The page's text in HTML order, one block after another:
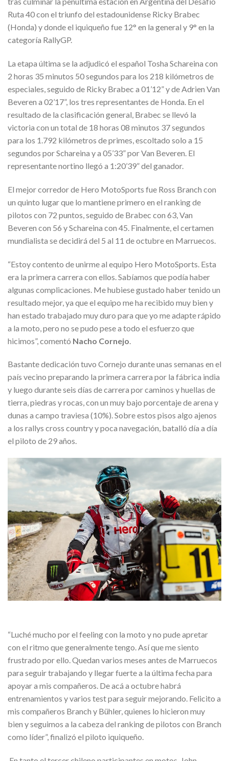
Ruta 40 con el triunfo del estadounidense Ricky Brabec
(Honda) y donde el iquiqueño fue 12° en la general y 9° en la
categoría RallyGP.
La etapa última se la adjudicó el español Tosha Schareina con
2 horas 35 minutos 50 segundos para los 218 kilómetros de
especiales, seguido de Ricky Brabec a 01’12” y de Adrien Van
Beveren a 02’17”, los tres representantes de Honda. En el
resultado de la clasificación general, Brabec se llevó la
victoria con un total de 18 horas 08 minutos 37 segundos
para los 1.792 kilómetros de primes, escoltado solo a 15
segundos por Schareina y a 05’33” por Van Beveren. El
representante nortino llegó a 1:20’39” del ganador.
El mejor corredor de Hero MotoSports fue Ross Branch con
un quinto lugar que lo mantiene primero en el ranking de
pilotos con 72 puntos, seguido de Brabec con 63, Van
Beveren con 56 y Schareina con 45. Finalmente, el certamen
mundialista se decidirá del 5 al 11 de octubre en Marruecos.
“Estoy contento de unirme al equipo Hero MotoSports. Esta
era la primera carrera con ellos. Sabíamos que podía haber
algunas complicaciones. Me hubiese gustado haber tenido un
resultado mejor, ya que el equipo me ha recibido muy bien y
han estado trabajado muy duro para que yo me adapte rápido
a la moto, pero no se pudo pese a todo el esfuerzo que
hicimos”, comentó Nacho Cornejo
Bastante dedicación tuvo Cornejo durante unas semanas en el
país vecino preparando la primera carrera por la fábrica india
y luego durante seis días de carrera por caminos y huellas de
tierra, piedras y rocas, con un muy bajo porcentaje de arena y
dunas a campo traviesa (10%). Sobre estos pisos algo ajenos
a los rallys cross country y poca navegación, batalló día a día
el piloto de 29 años.
“Luché mucho por el feeling con la moto y no pude apretar
con el ritmo que generalmente tengo. Así que me siento
frustrado por ello. Quedan varios meses antes de Marruecos
para seguir trabajando y llegar fuerte a la última fecha para
apoyar a mis compañeros. De acá a octubre habrá
entrenamientos y varios test para seguir mejorando. Felicito a
mis compañeros Branch y Bühler, quienes lo hicieron muy
bien y seguimos a la cabeza del ranking de pilotos con Branch
como líder”, finalizó el piloto iquiqueño.